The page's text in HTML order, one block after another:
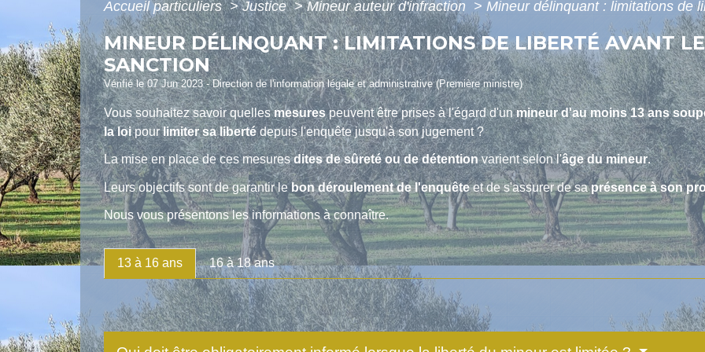
Accueil particuliers> Justice> Mineur auteur d'infraction > Mineur délinquant : limitations de
MINEUR DÉLINQUANT : LIMITATIONS DE LIBERTÉ AVANT
SANCTION
Vérifié le 07 Jun 2023 - Direction de l'information légale et administrative (Première ministre)
Vous souhaitez savoir quellesmesurespeuvent être prises à l'égard d'unmineur d'au moins 13 ans
la loipourlimiter sa libertédepuis l'enquête jusqu'à son jugement ?
La mise en place de ces mesuresdites de sûreté ou de détentionvarient selon l'âge du mineur.
Leurs objectifs sont de garantir lebon déroulement de l'enquêteet de s'assurer de saprésence à son
Nous vous présentons les informations à connaître.
13 à 16 ans 16 à 18 ans